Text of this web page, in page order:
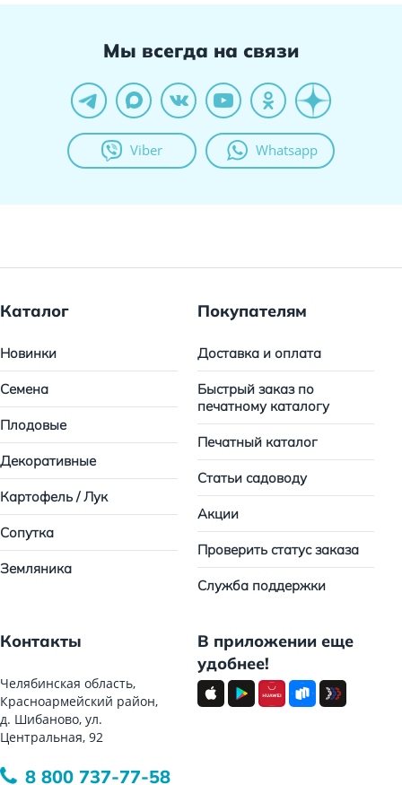
Мы всегда на связи
Viber Whatsapp
Каталог
Новинки
Семена
Плодовые
Декоративные
Картофель / Лук
Сопутка
Земляника
Покупателям
Доставка и оплата
Быстрый заказ по
печатному каталогу
Печатный каталог
Статьи садоводу
Акции
Проверить статус заказа
Служба поддержки
Контакты
Челябинская область,
Красноармейский район,
д. Шибаново, ул.
Центральная, 92
8 800 737-77-58
В приложении еще
удобнее!